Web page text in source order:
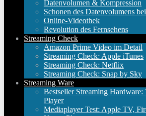
Datenvolumen & Kompression
Schonen des Datenvolumens
Online-Videothek
Revolution des Fernsehens
Streaming Check
Amazon Prime Video im Detail
Streaming Check: Apple iTunes
Streaming Check: Netflix
Streaming Check: Snap by Sky
Streaming Ware
Bestseller Streaming Hardware:
Player
Mediaplayer Test: Apple TV,